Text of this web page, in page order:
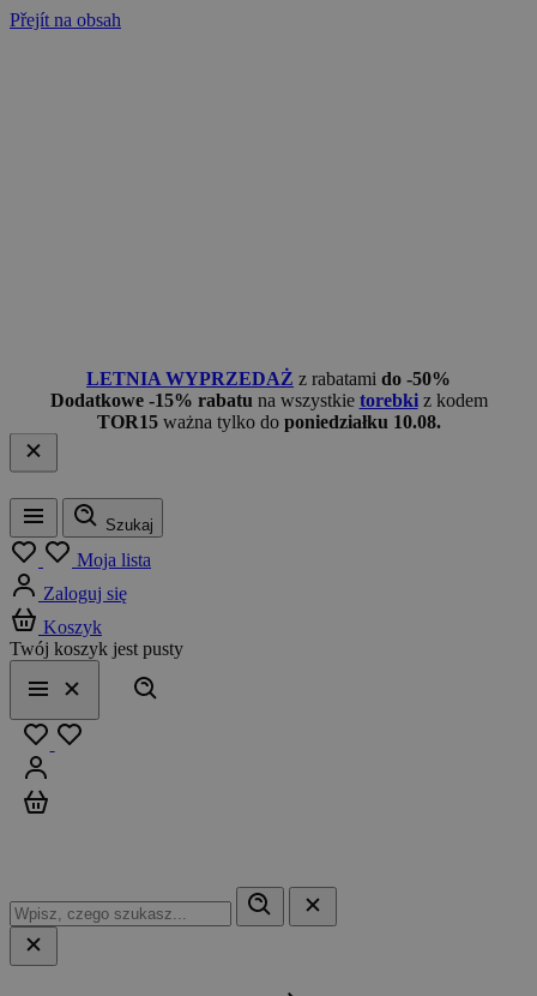
Přejít na obsah
LETNIA WYPRZEDAŻ z rabatami do -50%
Dodatkowe -15% rabatu na wszystkie torebkiz kodem
TOR15 ważna tylko do poniedziałku 10.08.
Menu
Szukaj
Moja lista
Zaloguj się
Koszyk
Twój koszyk jest pusty
Menu
Zamknij